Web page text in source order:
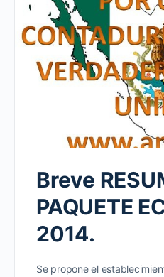
Breve
PAQUETE
2014.
Se propone el